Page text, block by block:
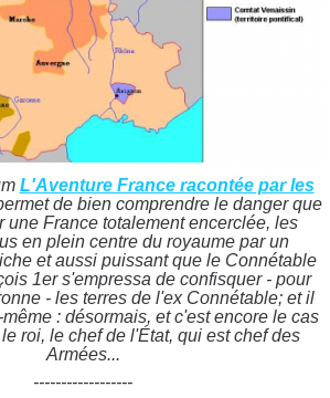
L'Aventure France racontée par les
de bien comprendre le danger que
une France totalement encerclée, les
en plein centre du royaume par un
et aussi puissant que le Connétable
1er s'empressa de confisquer - pour
- les terres de l'ex Connétable; et il
: désormais, et c'est encore le cas
roi, le chef de l'État, qui est chef des
Armées...
------------------